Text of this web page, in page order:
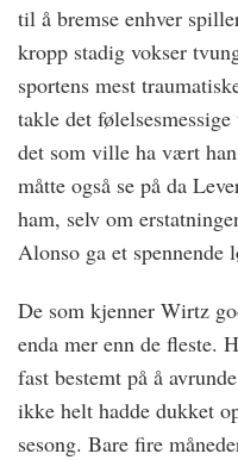
til å bremse enhver
kropp stadig vokser
sportens mest
takle det
det som ville ha vært
måtte også se på da
ham, selv om
Alonso ga et spennende
De som kjenner Wirtz
enda mer enn de fleste.
fast bestemt på å
ikke helt hadde dukket
sesong. Bare fire